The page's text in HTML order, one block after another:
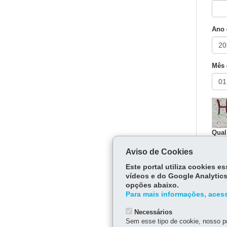
Ano
Aviso de Cookies
Este portal utiliza cookies
vídeos e do Google
opções abaixo.
Para mais informações,
Necessários
Sem esse tipo de cookie, nosso